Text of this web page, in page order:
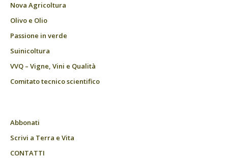
Nova Agricoltura
Olivo e Olio
Passione in verde
Suinicoltura
VVQ – Vigne, Vini e Qualità
Comitato tecnico scientifico
Abbonati
Scrivi a Terra e Vita
CONTATTI